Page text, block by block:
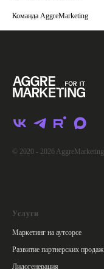
Команда AggreMarketing
© 2020 - 2026 AggreMarketing
Услуги
Маркетинг на аутсорсе
Развитие партнерских продаж
Лидогенерация